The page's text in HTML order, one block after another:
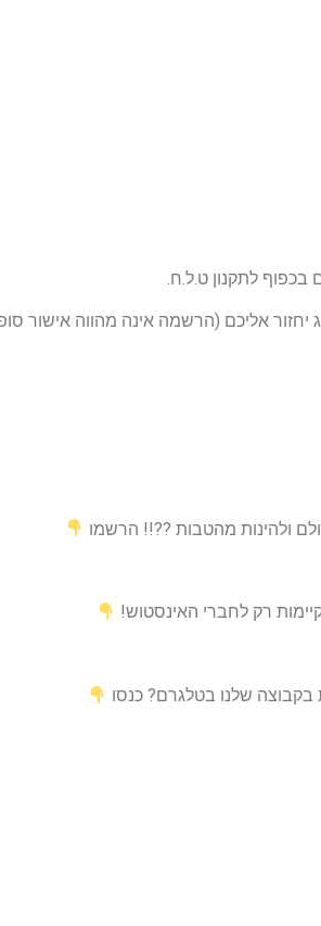
אליכם (הרשמה אינה מהווה אישור
ולהינות מהטבות ??!! הרשמו
רק לחברי האינסטוש!
בקבוצה שלנו בטלגרם? כנסו